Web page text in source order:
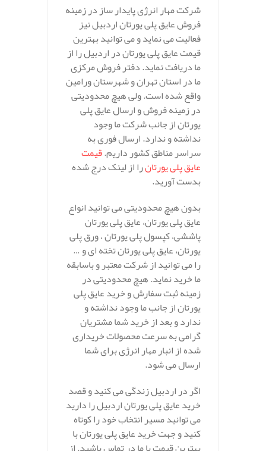
شرکت مهار انرژی پایدار ساز در زمینه
فروش عایق پلی یورتان اردبیل نیز
فعالیت می نماید و می توانید بهترین
قیمت عایق پلی یورتان در اردبیل را از
ما دریافت نماید. دفتر فروش مرکزی
ما در استان تهران و شهرستان ورامین
واقع شده است. ولی هیچ محدودیتی
در زمینه فروش و ارسال عایق پلی
یورتان از جانب شرکت ما وجود
نداشته و ندارد. ارسال فوری به
سراسر مناطق کشور داریم.قیمت
عایق پلی یورتانرا از لینک درج شده
بدست آورید.
بدون هیچ محدودیتی می توانید انواع
عایق پلی یورتان، عایق پلی یورتان
پاششی، کپسول پلی یورتان ، ورق پلی
یورتان، عایق پلی یورتان تخته ای و …
را می توانید از شرکت معتبر و باسابقه
ما خرید نماید. هیچ محدودیتی در
زمینه ثبت سفارش و خرید عایق پلی
یورتان از جانب ما وجود نداشته و
ندارد و بعد از خرید شما مشتریان
گرامی به سرعت محصولات خریداری
شده از انبار مهار انرژی برای شما
ارسال می شود.
اگر در اردبیل زندگی می کنید و قصد
خرید عایق پلی یورتان اردبیل را دارید
می توانید مسیر انتخاب خود را کوتاه
کنید و جهت خرید عایق پلی یورتان با